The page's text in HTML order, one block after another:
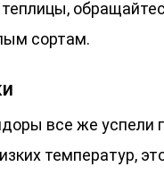
сортам.
все же успели
температур,